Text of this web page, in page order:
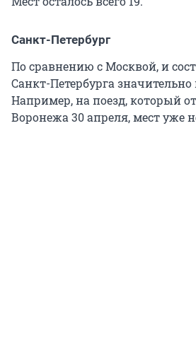
Санкт-Петербург
По сравнению с Москвой, и
Санкт-Петербурга
Например, на поезд, который
Воронежа 30 апреля, мест уже